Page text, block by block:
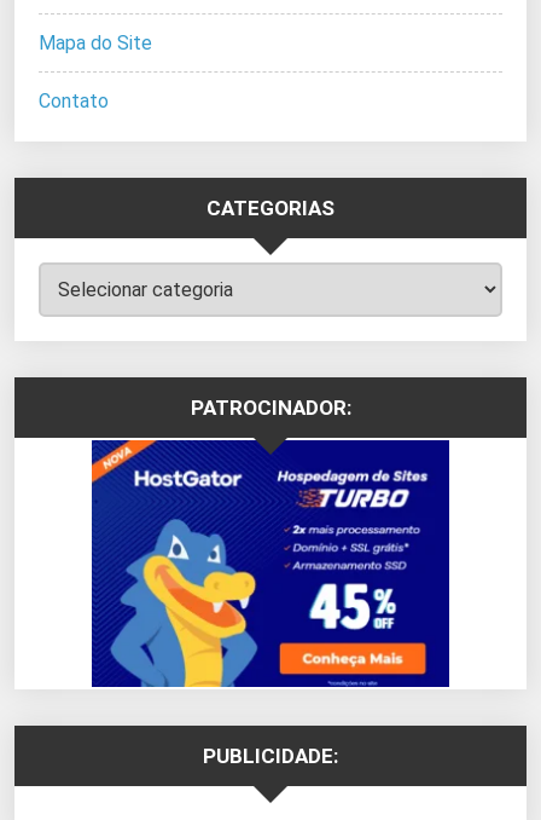
Mapa do Site
Contato
CATEGORIAS
Categorias
PATROCINADOR:
PUBLICIDADE: